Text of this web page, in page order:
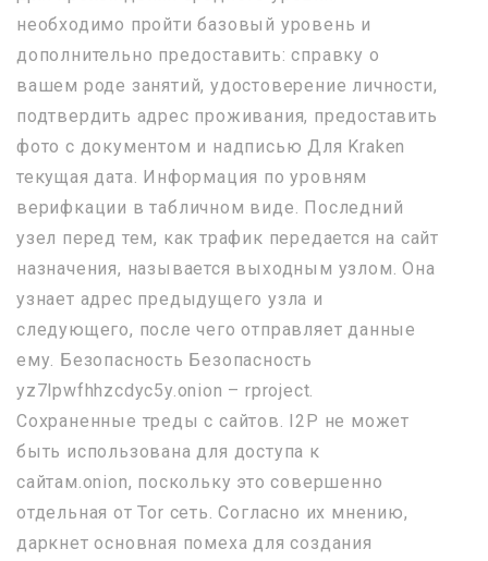
необходимо пройти базовый уровень и
дополнительно предоставить: справку о
вашем роде занятий, удостоверение личности,
подтвердить адрес проживания, предоставить
фото с документом и надписью Для Kraken
текущая дата. Информация по уровням
верифкации в табличном виде. Последний
узел перед тем, как трафик передается на сайт
назначения, называется выходным узлом. Она
узнает адрес предыдущего узла и
следующего, после чего отправляет данные
ему. Безопасность Безопасность
yz7lpwfhhzcdyc5y.onion – rproject.
Сохраненные треды с сайтов. I2P не может
быть использована для доступа к
сайтам.onion, поскольку это совершенно
отдельная от Tor сеть. Согласно их мнению,
даркнет основная помеха для создания